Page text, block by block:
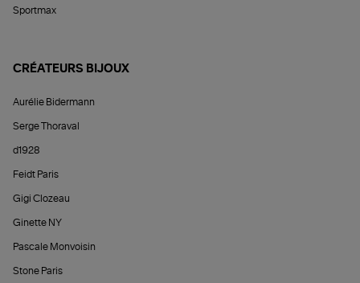
Sportmax
CRÉATEURS BIJOUX
Aurélie Bidermann
Serge Thoraval
d1928
Feidt Paris
Gigi Clozeau
Ginette NY
Pascale Monvoisin
Stone Paris